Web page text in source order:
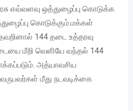
எவ்வளவு ஒத்துழைப்பு கொடுக்க
கொடுக்கும்.மக்கள்
144 தடை உத்தரவு
மீறி வெளியே வந்தல் 144
அத்யாவசிய
மீது நடவடிக்கை